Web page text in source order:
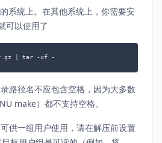
系统上。在其他系统上，你需要安
可以使用了
| tar -xf -
路径名不应包含空格，因为大多数
make）都不支持空格。
供一组用户使用，请在解压前设置